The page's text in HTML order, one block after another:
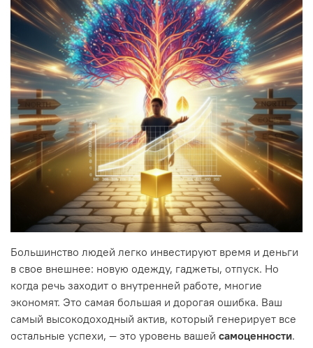
Большинство людей легко инвестируют время и деньги
в свое внешнее: новую одежду, гаджеты, отпуск. Но
когда речь заходит о внутренней работе, многие
экономят. Это самая большая и дорогая ошибка. Ваш
самый высокодоходный актив, который генерирует все
остальные успехи, — это уровень вашей самоценности.